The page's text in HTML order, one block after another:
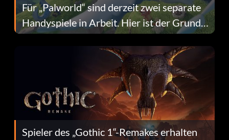
Für „Palworld“ sind derzeit zwei separate
Handyspiele in Arbeit. Hier ist der Grund
dafür.
Spieler des „Gothic 1“-Remakes erhalten